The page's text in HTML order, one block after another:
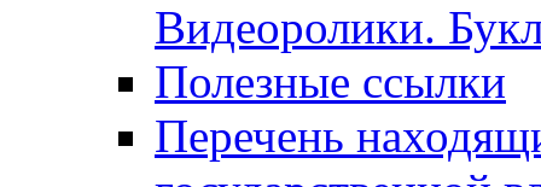
Видеоролики.
Полезные ссылки
Перечень